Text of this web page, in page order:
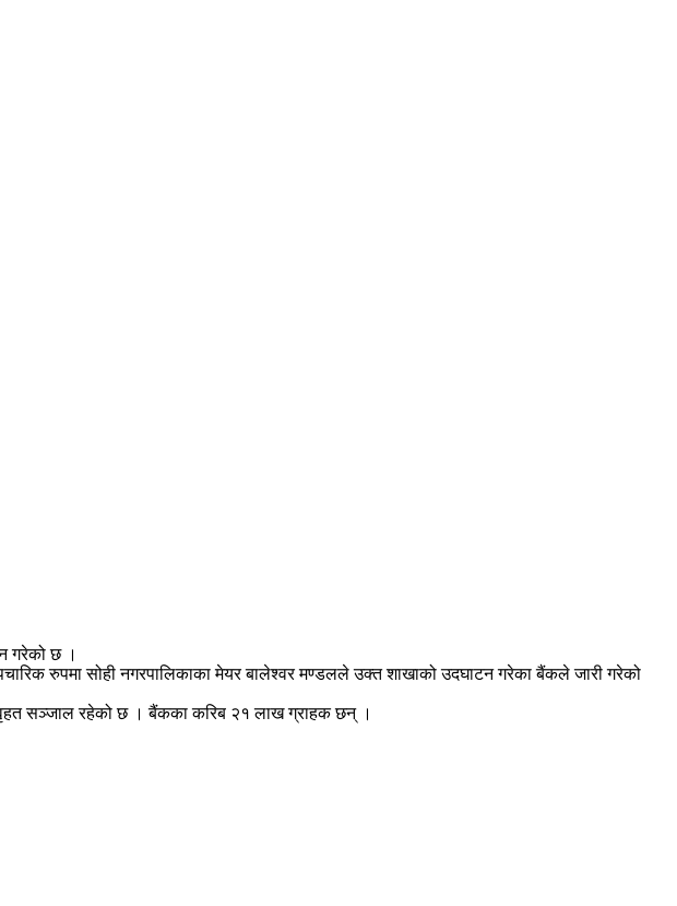
गरेको छ ।
रुपमा सोही नगरपालिकाका मेयर बालेश्वर मण्डलले उक्त शाखाको उदघाटन गरेका बैंकले जारी गरेको
वृहत सञ्जाल रहेको छ । बैंकका करिब २१ लाख ग्राहक छन् ।